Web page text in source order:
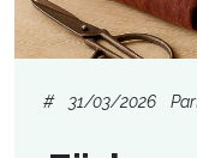
# 31/03/2026